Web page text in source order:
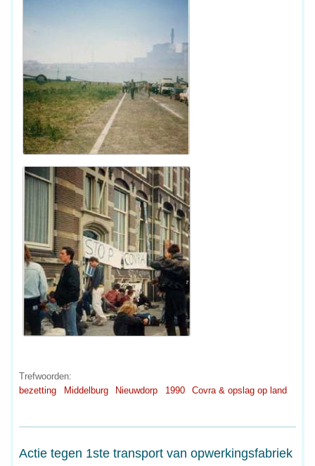
Trefwoorden:
bezetting
Middelburg Nieuwdorp 1990 Covra & opslag op land
Actie tegen 1ste transport van opwerkingsfabriek